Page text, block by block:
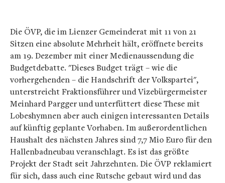
Die ÖVP, die im Lienzer Gemeinderat mit 11 von 21
Sitzen eine absolute Mehrheit hält, eröffnete bereits
am 19. Dezember mit einer Medienaussendung die
Budgetdebatte. "Dieses Budget trägt – wie die
vorhergehenden – die Handschrift der Volkspartei",
unterstreicht Fraktionsführer und Vizebürgermeister
Meinhard Pargger und unterfüttert diese These mit
Lobeshymnen aber auch einigen interessanten Details
auf künftig geplante Vorhaben. Im außerordentlichen
Haushalt des nächsten Jahres sind 7,7 Mio Euro für den
Hallenbadneubau veranschlagt. Es ist das größte
Projekt der Stadt seit Jahrzehnten. Die ÖVP reklamiert
für sich, dass auch eine Rutsche gebaut wird und das